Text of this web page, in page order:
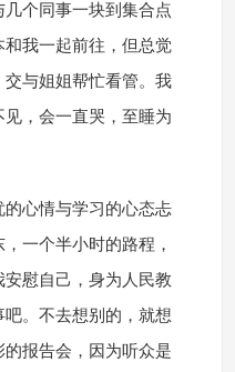
个同事一块到集合点
我一起前往，但总觉
与姐姐帮忙看管。我
，会一直哭，至睡为
心情与学习的心态忐
一个半小时的路程，
慰自己，身为人民教
。不去想别的，就想
报告会，因为听众是